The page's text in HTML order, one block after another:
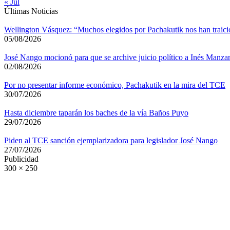
« Jul
Últimas Noticias
Wellington Vásquez: “Muchos elegidos por Pachakutik nos han
05/08/2026
José Nango mocionó para que se archive juicio político a Inés
02/08/2026
Por no presentar informe económico, Pachakutik en la mira del TCE
30/07/2026
Hasta diciembre taparán los baches de la vía Baños Puyo
29/07/2026
Piden al TCE sanción ejemplarizadora para legislador José Nango
27/07/2026
Publicidad
300 × 250